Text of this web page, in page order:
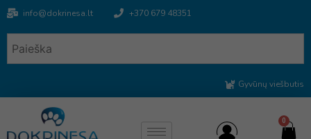
info@dokrinesa.lt +370 679 48351
Gyvūnų viešbutis
0